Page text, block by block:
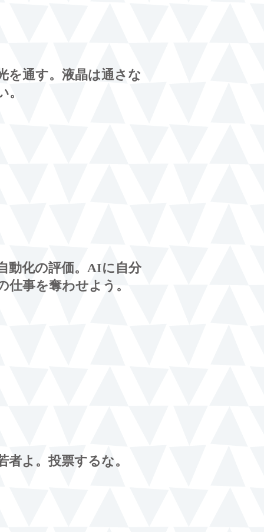
を通す。液晶は通さな
。
動化の評価。AIに自分
仕事を奪わせよう。
者よ。投票するな。